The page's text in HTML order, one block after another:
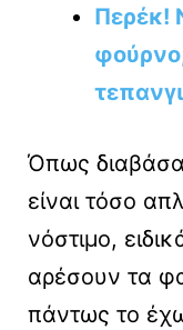
Περέκ!
Όπως
είναι τόσο
νόστιμο,
αρέσουν τα
πάντως το